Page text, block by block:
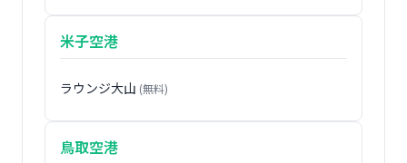
米子空港
ラウンジ大山 (無料)
鳥取空港